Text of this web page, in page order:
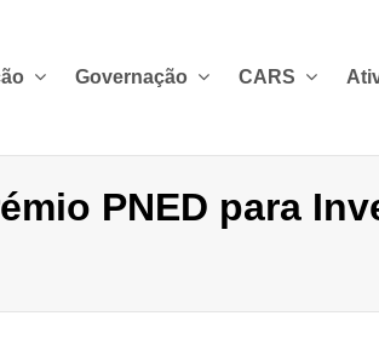
Governação CARS
PNED para